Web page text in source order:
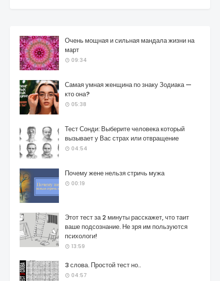
Очень мощная и сильная мандала жизни на
март
09:34
Самая умная женщина по знаку Зодиака —
кто она?
05:38
Тест Сонди: Выберите человека который
вызывает у Вас страх или отвращение
04:54
Почему жене нельзя стричь мужа
00:19
Этот тест за 2 минуты расскажет, что таит
ваше подсознание. Не зря им пользуются
психологи!
13:59
3 слова. Простой тест но..
04:57